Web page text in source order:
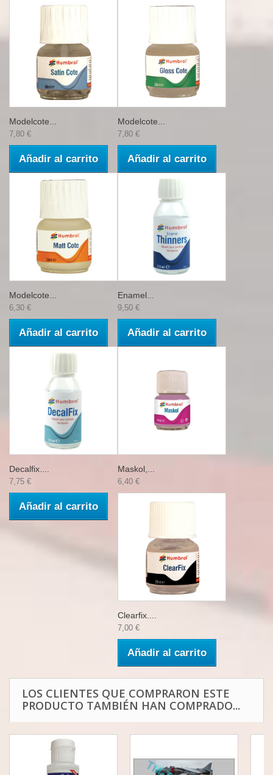
Modelcote...
7,80 €
Añadir al carrito
Modelcote...
7,80 €
Añadir al carrito
Modelcote...
6,30 €
Añadir al carrito
Enamel...
9,50 €
Añadir al carrito
Decalfix....
7,75 €
Añadir al carrito
Maskol,...
6,40 €
Clearfix....
7,00 €
Añadir al carrito
LOS CLIENTES QUE COMPRARON ESTE
PRODUCTO TAMBIÉN HAN COMPRADO...